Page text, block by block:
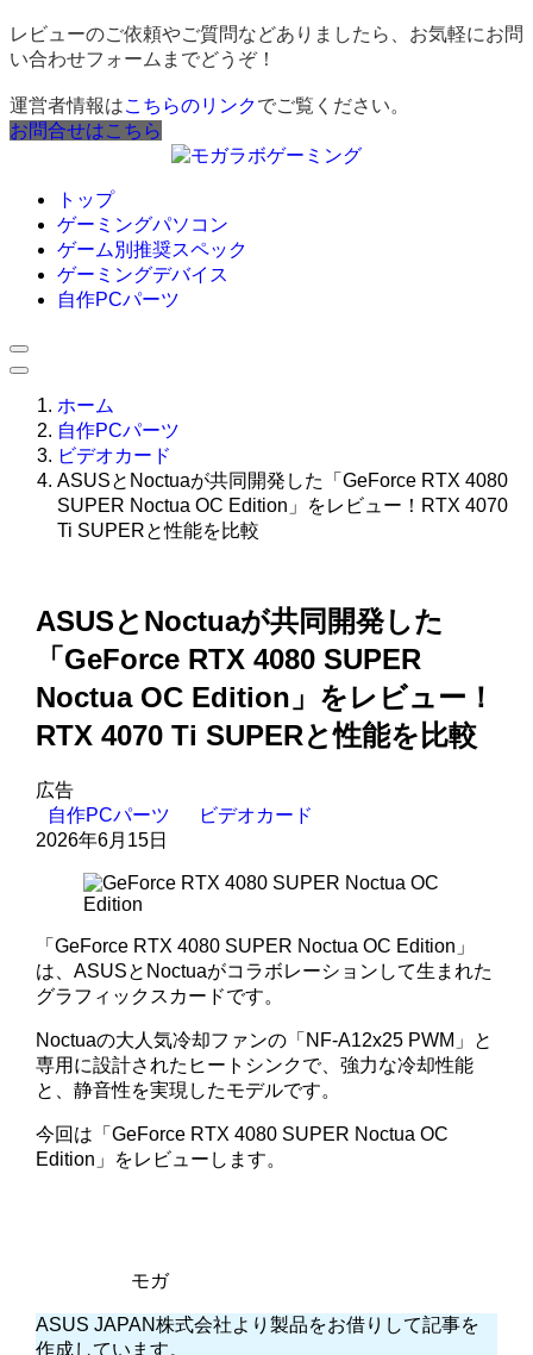
レビューのご依頼やご質問などありましたら、お気軽にお問
い合わせフォームまでどうぞ！
運営者情報はこちらのリンクでご覧ください。
お問合せはこちら
トップ
ゲーミングパソコン
ゲーム別推奨スペック
ゲーミングデバイス
自作PCパーツ
ホーム
自作PCパーツ
ビデオカード
ASUSとNoctuaが共同開発した「GeForce RTX 4080
SUPER Noctua OC Edition」をレビュー！RTX 4070
Ti SUPERと性能を比較
ASUSとNoctuaが共同開発した
「GeForce RTX 4080 SUPER
Noctua OC Edition」をレビュー！
RTX 4070 Ti SUPERと性能を比較
広告
自作PCパーツ
ビデオカード
2026年6月15日
「GeForce RTX 4080 SUPER Noctua OC Edition」
は、ASUSとNoctuaがコラボレーションして生まれた
グラフィックスカードです。
Noctuaの大人気冷却ファンの「NF-A12x25 PWM」と
専用に設計されたヒートシンクで、強力な冷却性能
と、静音性を実現したモデルです。
今回は「GeForce RTX 4080 SUPER Noctua OC
Edition」をレビューします。
モガ
ASUS JAPAN株式会社より製品をお借りして記事を
作成しています。